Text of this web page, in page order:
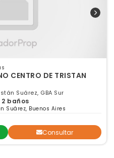
CENTRO DE TRISTAN
Suárez, GBA Sur
baños
Suárez, Buenos Aires
Consultar